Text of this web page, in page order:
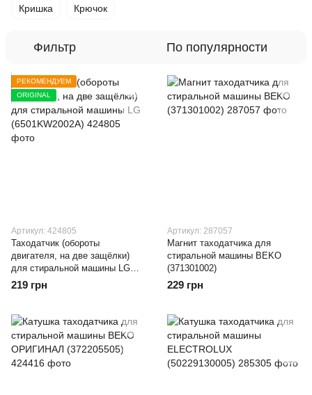
Кришка Крючок
Фильтр По популярности
РЕКОМЕНДУЕМ
ORIGINAL
Артикул: 424805
Таходатчик (обороты
двигателя, на две защёлки)
для стиральной машины LG
(6501KW2002A)
219 грн
Артикул: 287057
Магнит таходатчика для
стиральной машины BEKO
(371301002)
229 грн